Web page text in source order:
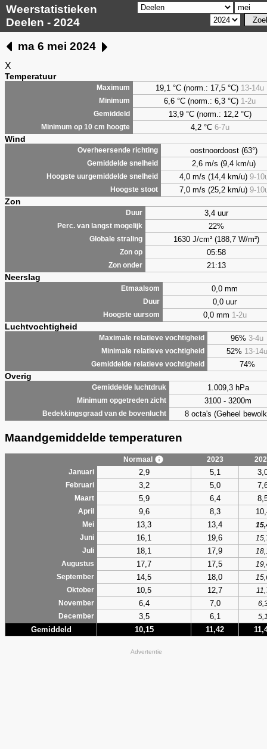
Weerstatistieken
Deelen - 2024
ma 6 mei 2024
X
Temperatuur
Maximum 19,1 °C (norm.: 17,5 °C) 13-14u
Minimum 6,6 °C (norm.: 6,3 °C) 1-2u
Gemiddeld 13,9 °C (norm.: 12,2 °C)
Minimum op 10 cm hoogte 4,2°C 6-7u
Wind
Overheersende richting oostnoordoost (63°)
Gemiddelde snelheid 2,6 m/s (9,4 km/u)
Hoogste uurgemiddelde snelheid 4,0 m/s (14,4 km/u) 9-
Hoogste stoot 7,0 m/s (25,2 km/u) 9-
Zon
Duur 3,4 uur
Perc. van langst mogelijk 22%
Globale straling 1630 J/cm² (188,7 W/m²)
Zon op 05:58
Zon onder 21:13
Neerslag
Etmaalsom 0,0 mm
Duur 0,0 uur
Hoogste uursom 0,0 mm 1-2u
Luchtvochtigheid
Maximale relatieve vochtigheid 96% 3-4u
Minimale relatieve vochtigheid 52% 13-14u
Gemiddelde relatieve vochtigheid 74%
Overig
Gemiddelde luchtdruk 1.009,3 hPa
Minimum opgetreden zicht 3100 - 3200m
Bedekkingsgraad van de bovenlucht 8 octa's (Geheel
Maandgemiddelde temperaturen
Normaal 2023
Januari
2,9 5,1
Februari 3,2 5,0
Maart 5,9 6,4
April 9,6 8,3
Mei 13,3 13,4
Juni
16,1 19,6
Juli
18,1 17,9
Augustus
17,7 17,5
September
14,5 18,0
Oktober
10,5 12,7
November
6,4 7,0
December
3,5 6,1
Gemiddeld 10,15 11,42
Advertentie